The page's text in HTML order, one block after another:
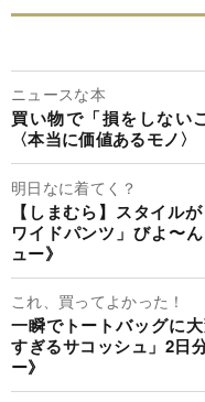
ニュースな本
買い物で「損をしない
〈本当に価値あるモノ〉
明日なに着てく？
【しまむら】スタイル
ワイドパンツ」びよ〜
ュー》
これ、買ってよかった！
一瞬でトートバッグに
すぎるサコッシュ」2日
ー》